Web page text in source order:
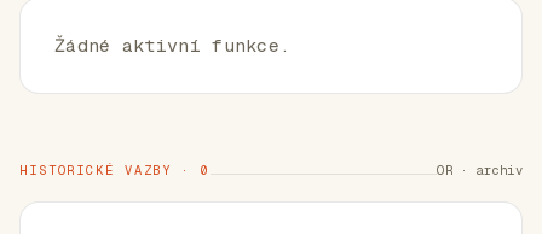
Žádné aktivní funkce.
HISTORICKÉ VAZBY · 0 OR · archiv